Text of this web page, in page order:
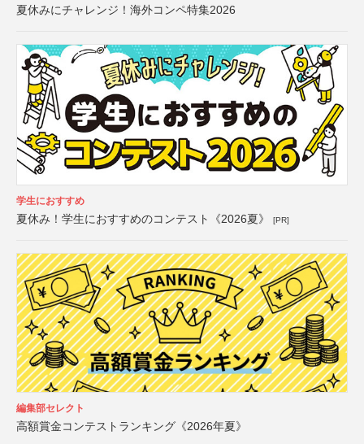
夏休みにチャレンジ！海外コンペ特集2026
学生におすすめ
夏休み！学生におすすめのコンテスト《2026夏》 [PR]
編集部セレクト
高額賞金コンテストランキング《2026年夏》